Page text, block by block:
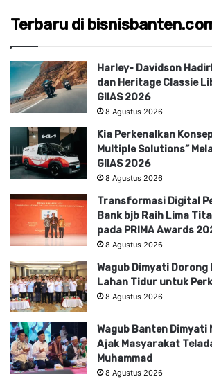
Terbaru di
Harley- Davidson
dan Heritage Classie
GIIAS 2026
8 Agustus 2026
Kia Perkenalkan
Multiple Solutions”
GIIAS 2026
8 Agustus 2026
Transformasi Digital
Bank bjb Raih Lima
pada PRIMA Awards
8 Agustus 2026
Wagub Dimyati
Lahan Tidur untuk
8 Agustus 2026
Wagub Banten Dimyati
Ajak Masyarakat
Muhammad
8 Agustus 2026